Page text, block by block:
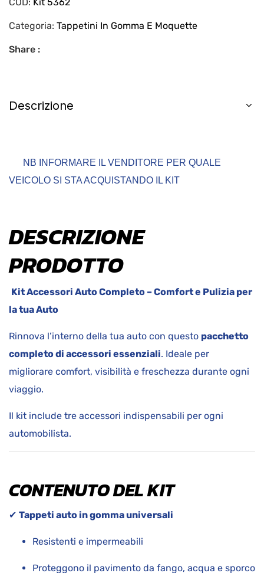
Categoria: Tappetini In Gomma E Moquette
Share :
Descrizione
NB INFORMARE IL VENDITORE PER QUALE
VEICOLO SI STA ACQUISTANDO IL KIT
DESCRIZIONE
PRODOTTO
Kit Accessori Auto Completo – Comfort e Pulizia per
la tua Auto
Rinnova l’interno della tua auto con questo pacchetto
completo di accessori essenziali. Ideale per
migliorare comfort, visibilità e freschezza durante ogni
viaggio.
Il kit include tre accessori indispensabili per ogni
automobilista.
CONTENUTO DEL KIT
✔ Tappeti auto in gomma universali
Resistenti e impermeabili
Proteggono il pavimento da fango, acqua e sporco